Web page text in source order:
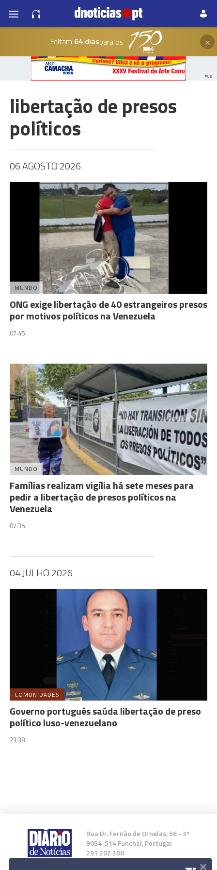
Faltam 64 diaspara os ×
PUB
libertação de presos
políticos
06 AGOSTO 2026
MUNDO
ONG exige libertação de 40 estrangeiros presos
por motivos políticos na Venezuela
07:45
MUNDO
Famílias realizam vigília há sete meses para
pedir a libertação de presos políticos na
Venezuela
07:35
04 JULHO 2026
COMUNIDADES
Governo português saúda libertação de preso
político luso-venezuelano
23:38
Rua Dr. Fernão de Ornelas, 56 - 3º
9054-514 Funchal, Portugal
291 202 300
×